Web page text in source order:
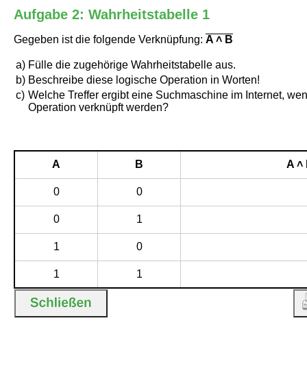
Aufgabe 2: Wahrheitstabelle 1
Gegeben ist die folgende Verknüpfung: A ˄ B
a) Fülle die zugehörige Wahrheitstabelle aus.
b) Beschreibe diese logische Operation in Worten!
c) Welche Treffer ergibt eine Suchmaschine im Internet,
Operation verknüpft werden?
A B A ˄
0 0
0 1
1 0
1 1